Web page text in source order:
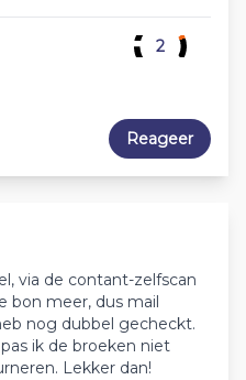
2
Reageer
via de contant-zelfscan
bon meer, dus mail
nog dubbel gecheckt.
ik de broeken niet
Lekker dan!